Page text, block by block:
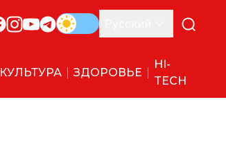
КУЛЬТУРА ЗДОРОВЬЕ
HI-
TECH